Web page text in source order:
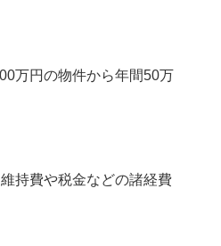
万円の物件から年間50万
持費や税金などの諸経費